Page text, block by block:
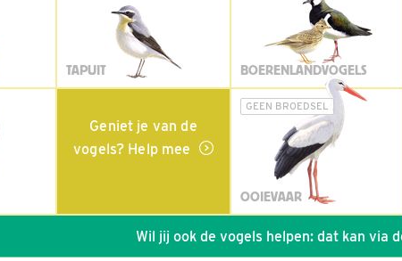
TAPUIT BOERENLANDVOGELS
Geniet je van de
vogels? Help mee
GEEN BROEDSEL
OOIEVAAR
Wil jij ook de vogels helpen: dat kan via de link!